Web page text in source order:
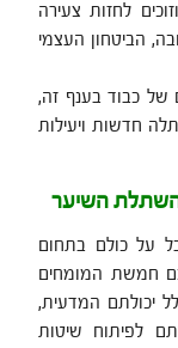
לחזות צעירה
הביטחון העצמי
של כבוד בענף זה,
חדשות ויעילות
השתלת השיער
על כולם בתחום
חמשת המומחים
יכולתם המדעית,
לפיתוח שיטות